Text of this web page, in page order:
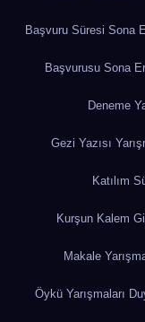
Başvuru Süresi Sona
Başvurusu Sona
Deneme
Gezi Yazısı
Katılım
Kurşun Kalem
Makale
Öykü Yarışmaları